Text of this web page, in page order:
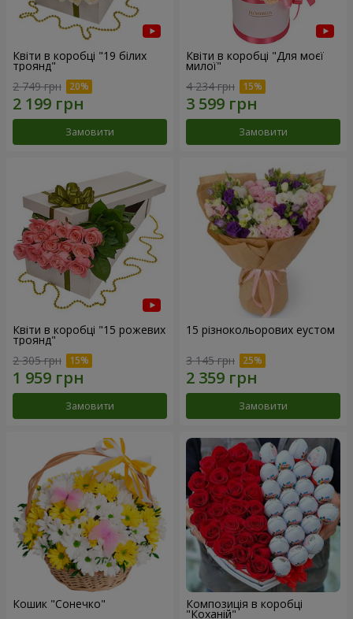
Квіти в коробці "19 білих
троянд"
2 749 грн
Замовити
Квіти в коробці "Для моєї
милої"
4 234 грн
Замовити
Квіти в коробці "15 рожевих
троянд"
2 305 грн
Замовити
15 різнокольорових еустом
3 145 грн
Замовити
Кошик "Сонечко" Композиція в коробці
"Коханій"